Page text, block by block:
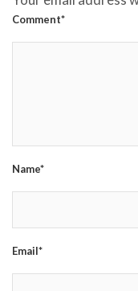
Comment*
Name*
Email*